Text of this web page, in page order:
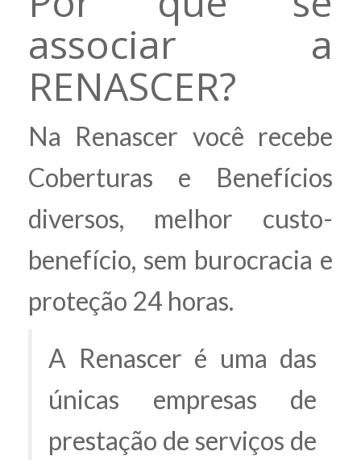
associar a
RENASCER?
Na Renascer você recebe
Coberturas e Benefícios
diversos, melhor custo-
benefício, sem burocracia e
proteção 24 horas.
A Renascer é uma das
únicas empresas de
prestação de serviços de